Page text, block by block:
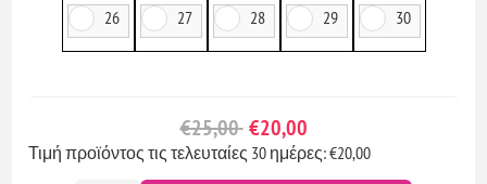
26 27 28 29 30
€25,00 €20,00
Τιμή προϊόντος τις τελευταίες 30 ημέρες: €20,00